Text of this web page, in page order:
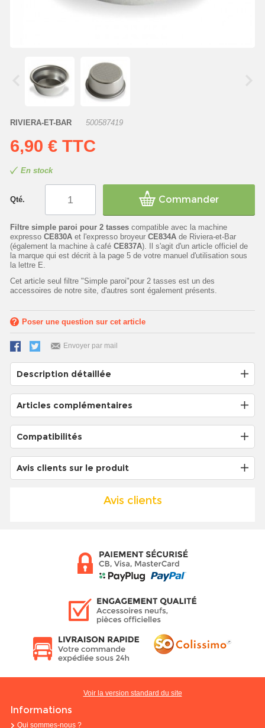
RIVIERA-ET-BAR 500587419
6,90 € TTC
En stock
Qté. Commander
Filtre simple paroi pour 2 tassescompatible avec la machine
expresso CE830Aet l'expresso broyeur CE834Ade Riviera-et-Bar
(également la machine à café CE837A). Il s'agit d'un article officiel de
la marque qui est décrit à la page 5 de votre manuel d'utilisation sous
la lettre E.
Cet article seul filtre "Simple paroi"pour 2 tasses est un des
accessoires de notre site, d'autres sont également présents.
Poser une question sur cet article
Envoyer par mail
Description détaillée
Articles complémentaires
Compatibilités
Avis clients sur le produit
Avis clients
Voir la version standard du site
Informations
Qui sommes-nous ?